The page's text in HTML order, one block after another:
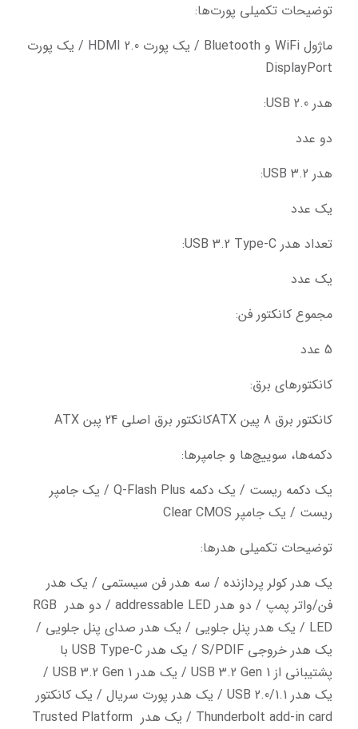
توضیحات تکمیلی پورت‌ها:
DisplayPort
هدر USB 2.0:
دو عدد
هدر USB 3.2:
یک عدد
تعداد هدر USB 3.2 Type-C:
یک عدد
مجموع کانکتور فن:
5 عدد
کانکتورهای برق:
کانکتور برق 8 پین ATXکانکتور برق اصلی 24 پبن ATX
دکمه‌ها، سوییچ‌ها و جامپرها:
ریست / یک جامپر Clear CMOS
توضیحات تکمیلی هدرها:
فن/واتر پمپ / دو هدر addressable LED / دو هدر RGB
Thunderbolt add-in card / یک هدر Trusted Platform